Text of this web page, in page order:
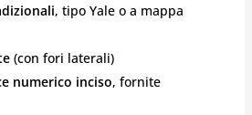
, tipo Yale o a mappa
(con fori laterali)
numerico inciso, fornite